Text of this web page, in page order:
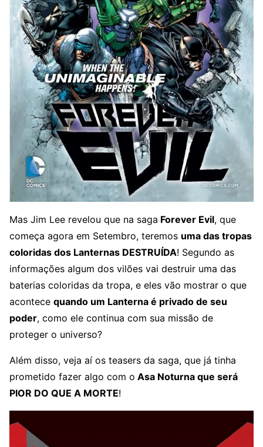
Mas Jim Lee revelou que na saga Forever Evil, que
começa agora em Setembro, teremos uma das tropas
coloridas dos Lanternas DESTRUÍDA! Segundo as
informações algum dos vilões vai destruir uma das
baterias coloridas da tropa, e eles vão mostrar o que
acontece quando um Lanterna é privado de seu
poder, como ele continua com sua missão de
proteger o universo?
Além disso, veja aí os teasers da saga, que já tinha
prometido fazer algo com o Asa Noturna que será
PIOR DO QUE A MORTE!